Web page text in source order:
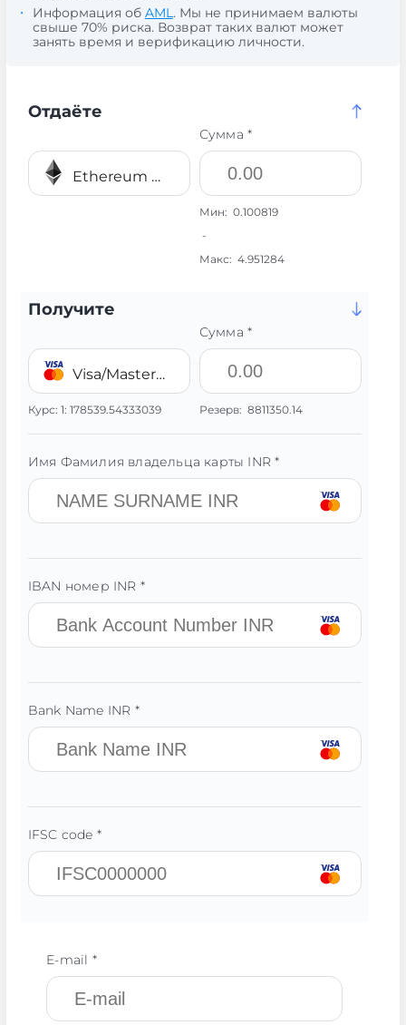
Информация об AML. Мы не принимаем валюты
свыше 70% риска. Возврат таких валют может
занять время и верификацию личности.
Отдаёте
Ethereum BEP20 ETH
Сумма *
Мин: 0.100819
-
Макс: 4.951284
Получите
Visa/MasterCard 💳 INR
Курс: 1: 178539.54333039
Сумма *
Резерв: 8811350.14
Имя Фамилия владельца карты INR *
IBAN номер INR *
Bank Name INR *
IFSC code *
E-mail *